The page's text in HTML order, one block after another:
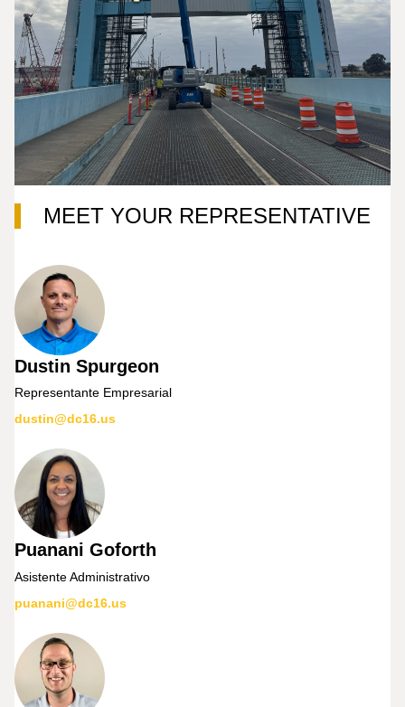
MEET YOUR REPRESENTATIVE
Dustin Spurgeon
Representante Empresarial
dustin@dc16.us
Puanani Goforth
Asistente Administrativo
puanani@dc16.us